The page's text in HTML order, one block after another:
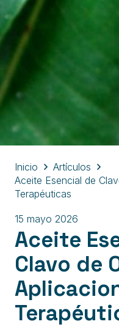
Inicio
Artículos
Aceite Esencial de
Terapéuticas
15 mayo 2026
Aceite
Clavo de